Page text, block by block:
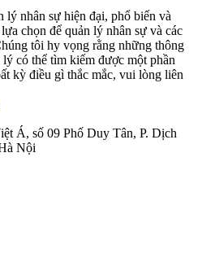
lý nhân sự hiện đại, phổ biến và
chọn để quản lý nhân sự và các
tôi hy vọng rằng những thông
có thể tìm kiếm được một phần
kỳ điều gì thắc mắc, vui lòng liên
Á, số 09 Phố Duy Tân, P. Dịch
Nội